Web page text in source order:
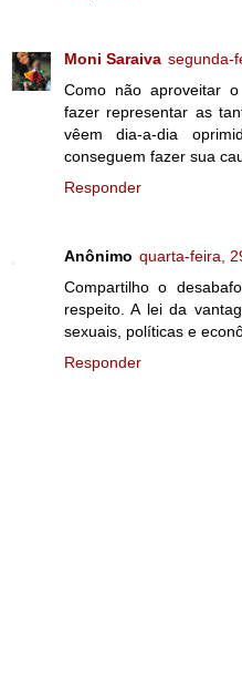
Moni Saraiva segunda-
Como não aproveitar
fazer representar as
vêem dia-a-dia
conseguem fazer sua
Responder
Anônimo quarta-feira,
Compartilho o
respeito. A lei da
sexuais, políticas e
Responder